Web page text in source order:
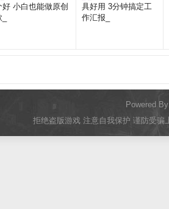
Powered
拒绝盗版游戏 注意自我保护 谨防受